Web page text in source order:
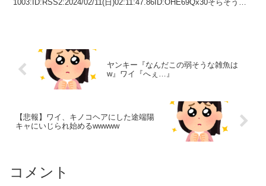
1003:ID:RSS2:2024/02/11(日)02:11:47.86ID:OHE69Qx30そらそうよ
ヤンキー『なんだこの弱そうな雑魚は
w』ワイ『へぇ…』
【悲報】ワイ、キノコヘアにした途端陽
キャにいじられ始めるwwwww
コメント